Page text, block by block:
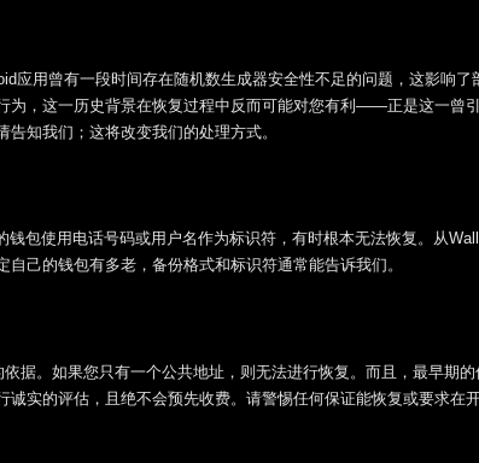
应用曾有一段时间存在随机数生成器安全性不足的问题，这影响了
为，这一历史背景在恢复过程中反而可能对您有利——正是这一曾
知我们；这将改变我们的处理方式。
钱包使用电话号码或用户名作为标识符，有时根本无法恢复。从
己的钱包有多老，备份格式和标识符通常能告诉我们。
据。如果您只有一个公共地址，则无法进行恢复。而且，最早期的
实的评估，且绝不会预先收费。请警惕任何保证能恢复或要求在